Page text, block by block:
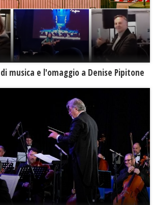
musica e l'omaggio a Denise Pipitone